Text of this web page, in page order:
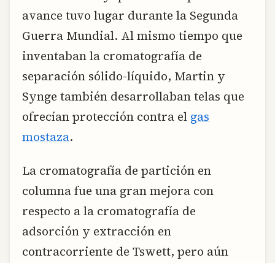
avance tuvo lugar durante la Segunda
Guerra Mundial. Al mismo tiempo que
inventaban la cromatografía de
separación sólido-líquido, Martin y
Synge también desarrollaban telas que
ofrecían protección contra el gas
mostaza.
La cromatografía de partición en
columna fue una gran mejora con
respecto a la cromatografía de
adsorción y extracción en
contracorriente de Tswett, pero aún